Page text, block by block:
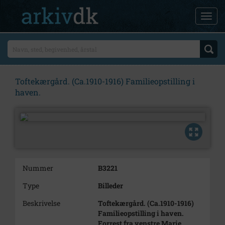
Toftekærgård. (Ca.1910-1916) Familieopstilling i
haven.
Nummer
B3221
Type
Billeder
Beskrivelse
Toftekærgård. (Ca.1910-1916)
Familieopstilling i haven.